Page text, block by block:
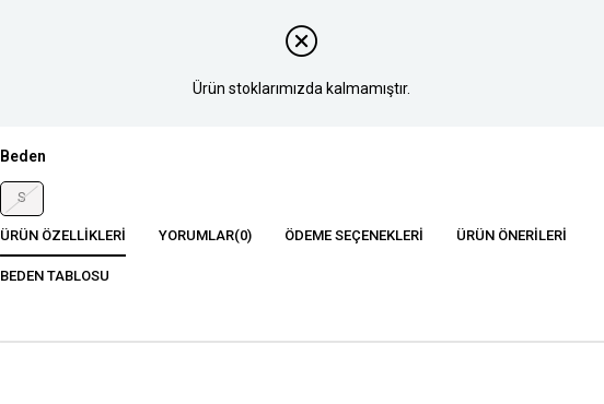
Ürün stoklarımızda kalmamıştır.
Beden
S
ÜRÜN ÖZELLIKLERI YORUMLAR(0) ÖDEME SEÇENEKLERI ÜRÜN ÖNERILERI
BEDEN TABLOSU